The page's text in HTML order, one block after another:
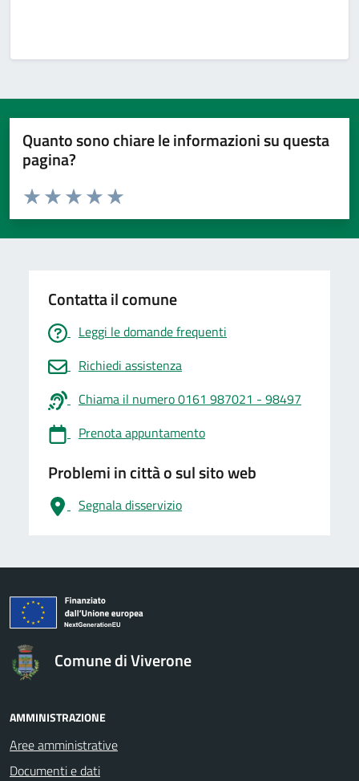
Quanto sono chiare le informazioni su questa
pagina?
Valuta da 1 a 5 stelle la pagina
Valuta 5 stelle su 5
Valuta 4 stelle su 5
Valuta 3 stelle su 5
Valuta 2 stelle su 5
Valuta 1 stelle su 5
Contatta il comune
Leggi le domande frequenti
Richiedi assistenza
Chiama il numero 0161 987021 - 98497
Prenota appuntamento
Problemi in città o sul sito web
Segnala disservizio
logo Unione Europea
Comune di Viverone
AMMINISTRAZIONE
Aree amministrative
Documenti e dati